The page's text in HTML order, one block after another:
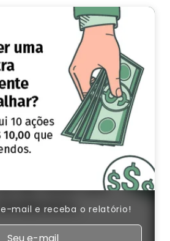
mail e receba o relatório!